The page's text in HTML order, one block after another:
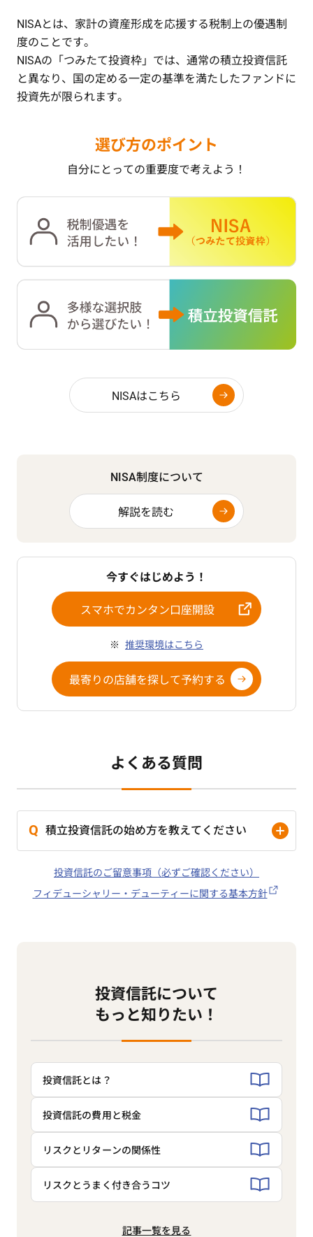
NISAとは、家計の資産形成を応援する税制上の優遇制
度のことです。
NISAの「つみたて投資枠」では、通常の積立投資信託
と異なり、
国の定める一定の基準を満たしたファンドに
投資先が限られます。
選び方のポイント
自分にとっての重要度で考えよう！
NISAはこちら
NISA制度について
解説を読む
今すぐはじめよう！
スマホでカンタン口座開設
推奨環境はこちら
最寄りの店舗を探して予約する
よくある質問
積立投資信託の始め方を教えてください
投資信託のご留意事項（必ずご確認ください）
フィデューシャリー・デューティーに関する基本方針
投資信託について
もっと知りたい！
投資信託とは？
投資信託の費用と税金
リスクとリターンの関係性
リスクとうまく付き合うコツ
記事一覧を見る